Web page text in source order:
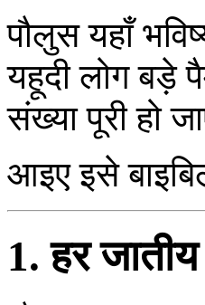
पौलुस यहाँ
यहूदी लोग बड़े
संख्या पूरी हो
आइए इसे
1. हर